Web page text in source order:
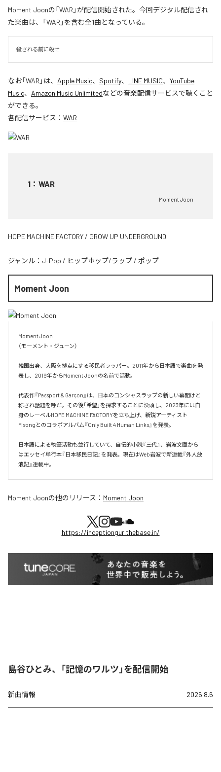
Moment Joonの「WAR」が配信開始された。今回デジタル配信され
た楽曲は、「WAR」を含む全1曲となっている。
殺される前に殺せ
なお「WAR 」は、 Apple Music、 Spotify、 LINE MUSIC、 YouTube
Music、 Amazon Music Unlimitedなどの音楽配信サービスで聴くこと
ができる。
各配信サービス： WAR
1 ： WAR
Moment Joon
HOPE MACHINE FACTORY / GROW UP UNDERGROUND
ジャンル： J-Pop / ヒップホップ/ラップ / ポップ
Moment Joon
Moment Joon
（モーメント・ジューン）
韓国出身、大阪を拠点にする移民者ラッパー。2011年から日本語で楽曲を発
表し、2019年からMoment Joonの名前で活動。
代表作『Passport & Garçon』は、日本のコンシャスラップの新しい幕開けと
称され話題を呼だ。その後「希望」を探求することに没頭し、2023年には自
身のレーベルHOPE MACHINE FACTORYを立ち上げ、新鋭アーティスト
Fisongとのコラボアルバム『Only Built 4 Human Links』を発表。
日本語による執筆活動も並行していて、自伝的小説『三代』、岩波文庫から
はエッセイ単行本『日本移民日記』を発表。現在はWeb岩波で新連載『外人放
浪記』連載中。
Moment Joonの他のリリース： Moment Joon
https://inceptiongur.thebase.in/
島谷ひとみ、「記憶のワルツ」を配信開始
新曲情報 2026.8.6